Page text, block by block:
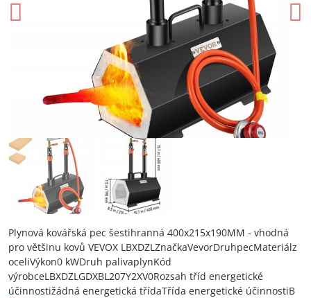
Plynová kovářská pec šestihranná 400x215x190MM - vhodná
pro většinu kovů VEVOX LBXDZLZnačkaVevorDruhpecMateriálz
oceliVýkon0 kWDruh palivaplynKód
výrobceLBXDZLGDXBL207Y2XV0Rozsah tříd energetické
účinnostižádná energetická třídaTřída energetické účinnostiB